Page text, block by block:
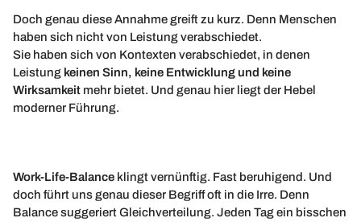
Doch genau diese Annahme greift zu kurz. Denn Menschen
haben sich nicht von Leistung verabschiedet.
Sie haben sich von Kontexten verabschiedet, in denen
Leistung keinen Sinn, keine Entwicklung und keine
Wirksamkeit mehr bietet. Und genau hier liegt der Hebel
moderner Führung.
Work-Life-Balance klingt vernünftig. Fast beruhigend. Und
doch führt uns genau dieser Begriff oft in die Irre. Denn
Balance suggeriert Gleichverteilung. Jeden Tag ein bisschen